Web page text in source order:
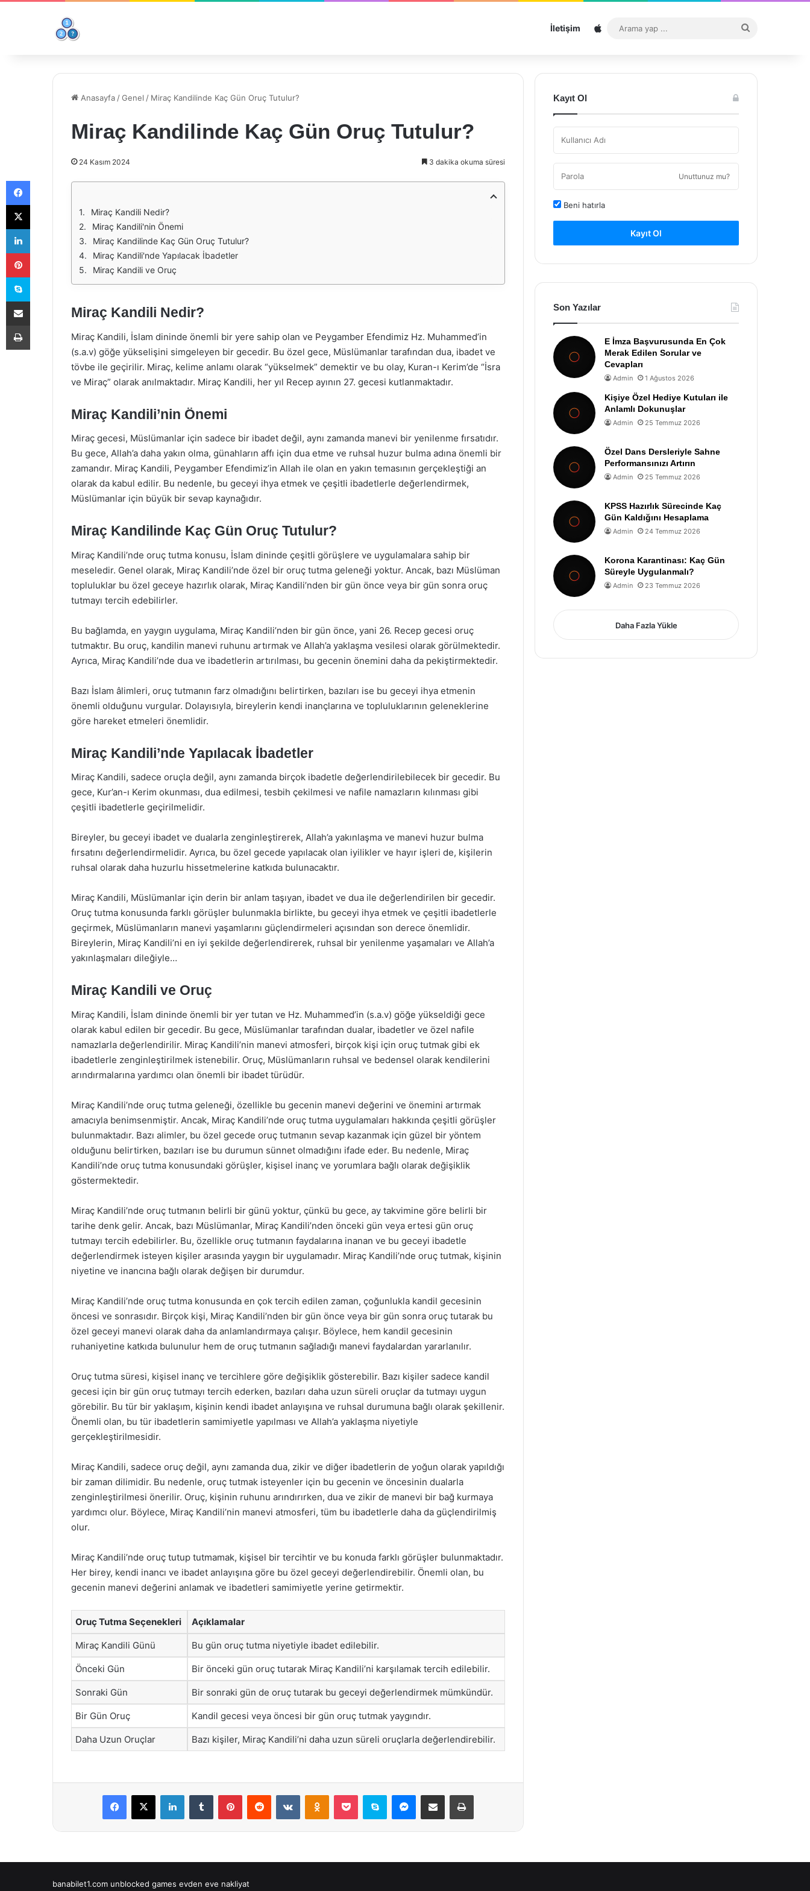
İletişim Sitemap
...
Anasayfa /Genel / Miraç Kandilinde Kaç Gün Oruç Tutulur?
Miraç Kandilinde Kaç Gün Oruç Tutulur?
24 Kasım 2024 3 dakika okuma süresi
Miraç Kandili Nedir?
Miraç Kandili'nin Önemi
Miraç Kandilinde Kaç Gün Oruç Tutulur?
Miraç Kandili'nde Yapılacak İbadetler
Miraç Kandili ve Oruç
Miraç Kandili Nedir?
Miraç Kandili, İslam dininde önemli bir yere sahip olan ve Peygamber Efendimiz Hz. Muhammed’in
(s.a.v) göğe yükselişini simgeleyen bir gecedir. Bu özel gece, Müslümanlar tarafından dua, ibadet ve
tövbe ile geçirilir. Miraç, kelime anlamı olarak “yükselmek” demektir ve bu olay, Kuran-ı Kerim’de “İsra
ve Miraç” olarak anılmaktadır. Miraç Kandili, her yıl Recep ayının 27. gecesi kutlanmaktadır.
Miraç Kandili’nin Önemi
Miraç gecesi, Müslümanlar için sadece bir ibadet değil, aynı zamanda manevi bir yenilenme fırsatıdır.
Bu gece, Allah’a daha yakın olma, günahların affı için dua etme ve ruhsal huzur bulma adına önemli bir
zamandır. Miraç Kandili, Peygamber Efendimiz’in Allah ile olan en yakın temasının gerçekleştiği an
olarak da kabul edilir. Bu nedenle, bu geceyi ihya etmek ve çeşitli ibadetlerle değerlendirmek,
Müslümanlar için büyük bir sevap kaynağıdır.
Miraç Kandilinde Kaç Gün Oruç Tutulur?
Miraç Kandili’nde oruç tutma konusu, İslam dininde çeşitli görüşlere ve uygulamalara sahip bir
meseledir. Genel olarak, Miraç Kandili’nde özel bir oruç tutma geleneği yoktur. Ancak, bazı Müslüman
topluluklar bu özel geceye hazırlık olarak, Miraç Kandili’nden bir gün önce veya bir gün sonra oruç
tutmayı tercih edebilirler.
Bu bağlamda, en yaygın uygulama, Miraç Kandili’nden bir gün önce, yani 26. Recep gecesi oruç
tutmaktır. Bu oruç, kandilin manevi ruhunu artırmak ve Allah’a yaklaşma vesilesi olarak görülmektedir.
Ayrıca, Miraç Kandili’nde dua ve ibadetlerin artırılması, bu gecenin önemini daha da pekiştirmektedir.
Bazı İslam âlimleri, oruç tutmanın farz olmadığını belirtirken, bazıları ise bu geceyi ihya etmenin
önemli olduğunu vurgular. Dolayısıyla, bireylerin kendi inançlarına ve topluluklarının geleneklerine
göre hareket etmeleri önemlidir.
Miraç Kandili’nde Yapılacak İbadetler
Miraç Kandili, sadece oruçla değil, aynı zamanda birçok ibadetle değerlendirilebilecek bir gecedir. Bu
gece, Kur’an-ı Kerim okunması, dua edilmesi, tesbih çekilmesi ve nafile namazların kılınması gibi
çeşitli ibadetlerle geçirilmelidir.
Bireyler, bu geceyi ibadet ve dualarla zenginleştirerek, Allah’a yakınlaşma ve manevi huzur bulma
fırsatını değerlendirmelidir. Ayrıca, bu özel gecede yapılacak olan iyilikler ve hayır işleri de, kişilerin
ruhsal olarak daha huzurlu hissetmelerine katkıda bulunacaktır.
Miraç Kandili, Müslümanlar için derin bir anlam taşıyan, ibadet ve dua ile değerlendirilen bir gecedir.
Oruç tutma konusunda farklı görüşler bulunmakla birlikte, bu geceyi ihya etmek ve çeşitli ibadetlerle
geçirmek, Müslümanların manevi yaşamlarını güçlendirmeleri açısından son derece önemlidir.
Bireylerin, Miraç Kandili’ni en iyi şekilde değerlendirerek, ruhsal bir yenilenme yaşamaları ve Allah’a
yakınlaşmaları dileğiyle…
Miraç Kandili ve Oruç
Miraç Kandili, İslam dininde önemli bir yer tutan ve Hz. Muhammed’in (s.a.v) göğe yükseldiği gece
olarak kabul edilen bir gecedir. Bu gece, Müslümanlar tarafından dualar, ibadetler ve özel nafile
namazlarla değerlendirilir. Miraç Kandili’nin manevi atmosferi, birçok kişi için oruç tutmak gibi ek
ibadetlerle zenginleştirilmek istenebilir. Oruç, Müslümanların ruhsal ve bedensel olarak kendilerini
arındırmalarına yardımcı olan önemli bir ibadet türüdür.
Miraç Kandili’nde oruç tutma geleneği, özellikle bu gecenin manevi değerini ve önemini artırmak
amacıyla benimsenmiştir. Ancak, Miraç Kandili’nde oruç tutma uygulamaları hakkında çeşitli görüşler
bulunmaktadır. Bazı alimler, bu özel gecede oruç tutmanın sevap kazanmak için güzel bir yöntem
olduğunu belirtirken, bazıları ise bu durumun sünnet olmadığını ifade eder. Bu nedenle, Miraç
Kandili’nde oruç tutma konusundaki görüşler, kişisel inanç ve yorumlara bağlı olarak değişiklik
göstermektedir.
Miraç Kandili’nde oruç tutmanın belirli bir günü yoktur, çünkü bu gece, ay takvimine göre belirli bir
tarihe denk gelir. Ancak, bazı Müslümanlar, Miraç Kandili’nden önceki gün veya ertesi gün oruç
tutmayı tercih edebilirler. Bu, özellikle oruç tutmanın faydalarına inanan ve bu geceyi ibadetle
değerlendirmek isteyen kişiler arasında yaygın bir uygulamadır. Miraç Kandili’nde oruç tutmak, kişinin
niyetine ve inancına bağlı olarak değişen bir durumdur.
Miraç Kandili’nde oruç tutma konusunda en çok tercih edilen zaman, çoğunlukla kandil gecesinin
öncesi ve sonrasıdır. Birçok kişi, Miraç Kandili’nden bir gün önce veya bir gün sonra oruç tutarak bu
özel geceyi manevi olarak daha da anlamlandırmaya çalışır. Böylece, hem kandil gecesinin
ruhaniyetine katkıda bulunulur hem de oruç tutmanın sağladığı manevi faydalardan yararlanılır.
Oruç tutma süresi, kişisel inanç ve tercihlere göre değişiklik gösterebilir. Bazı kişiler sadece kandil
gecesi için bir gün oruç tutmayı tercih ederken, bazıları daha uzun süreli oruçlar da tutmayı uygun
görebilir. Bu tür bir yaklaşım, kişinin kendi ibadet anlayışına ve ruhsal durumuna bağlı olarak şekillenir.
Önemli olan, bu tür ibadetlerin samimiyetle yapılması ve Allah’a yaklaşma niyetiyle
gerçekleştirilmesidir.
Miraç Kandili, sadece oruç değil, aynı zamanda dua, zikir ve diğer ibadetlerin de yoğun olarak yapıldığı
bir zaman dilimidir. Bu nedenle, oruç tutmak isteyenler için bu gecenin ve öncesinin dualarla
zenginleştirilmesi önerilir. Oruç, kişinin ruhunu arındırırken, dua ve zikir de manevi bir bağ kurmaya
yardımcı olur. Böylece, Miraç Kandili’nin manevi atmosferi, tüm bu ibadetlerle daha da güçlendirilmiş
olur.
Miraç Kandili’nde oruç tutup tutmamak, kişisel bir tercihtir ve bu konuda farklı görüşler bulunmaktadır.
Her birey, kendi inancı ve ibadet anlayışına göre bu özel geceyi değerlendirebilir. Önemli olan, bu
gecenin manevi değerini anlamak ve ibadetleri samimiyetle yerine getirmektir.
Oruç Tutma Seçenekleri Açıklamalar
Miraç Kandili Günü Bu gün oruç tutma niyetiyle ibadet edilebilir.
Önceki Gün Bir önceki gün oruç tutarak Miraç Kandili’ni karşılamak tercih edilebilir.
Sonraki Gün Bir sonraki gün de oruç tutarak bu geceyi değerlendirmek mümkündür.
Bir Gün Oruç Kandil gecesi veya öncesi bir gün oruç tutmak yaygındır.
Daha Uzun Oruçlar Bazı kişiler, Miraç Kandili’ni daha uzun süreli oruçlarla değerlendirebilir.
Facebook
X LinkedInTumblr PinterestReddit VKontakteOdnoklassniki
Pocket Skype Messenger
E-Posta ile paylaş Yazdır
Kayıt Ol
Unuttunuz mu?
Beni hatırla
Kayıt Ol
Son Yazılar
E İmza Başvurusunda En Çok
Merak Edilen Sorular ve
Cevapları
Admin 1 Ağustos 2026
Kişiye Özel Hediye Kutuları ile
Anlamlı Dokunuşlar
Admin 25 Temmuz 2026
Özel Dans Dersleriyle Sahne
Performansınızı Artırın
Admin 25 Temmuz 2026
KPSS Hazırlık Sürecinde Kaç
Gün Kaldığını Hesaplama
Admin 24 Temmuz 2026
Korona Karantinası: Kaç Gün
Süreyle Uygulanmalı?
Admin 23 Temmuz 2026
Daha Fazla Yükle
banabilet1.com unblocked games evden eve nakliyat
Facebook
X
LinkedIn
Pinterest
Skype
E-Posta ile paylaş